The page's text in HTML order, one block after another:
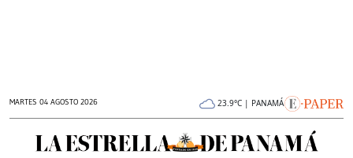
MARTES 04 AGOSTO 2026 23.9°C | PANAMÁ